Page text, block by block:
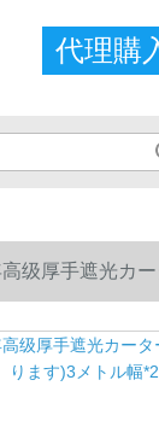
代理購
级厚手遮光カ